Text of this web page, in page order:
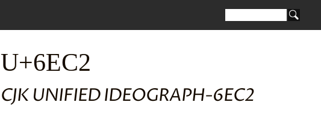
U+6EC2
CJK UNIFIED IDEOGRAPH-6EC2